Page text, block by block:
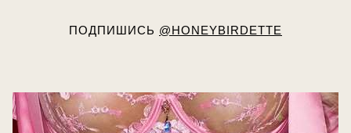
ПОДПИШИСЬ @HONEYBIRDETTE